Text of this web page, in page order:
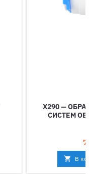
X290 —
СИСТЕМ
 В